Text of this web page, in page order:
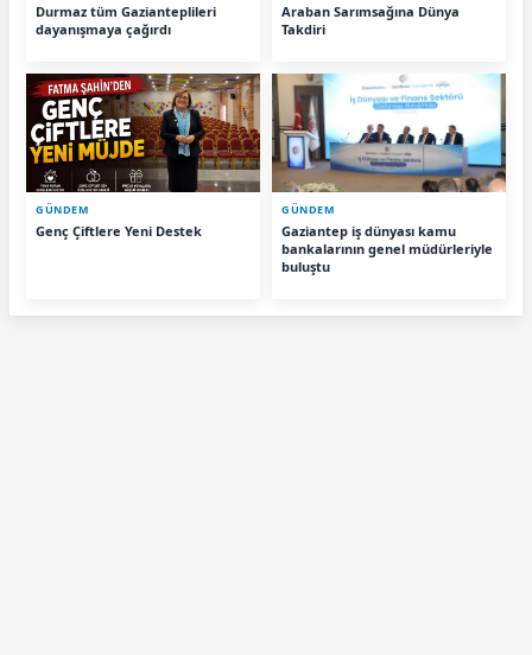
Durmaz tüm Gazianteplileri
dayanışmaya çağırdı
Araban Sarımsağına Dünya
Takdiri
GÜNDEM
Genç Çiftlere Yeni Destek
GÜNDEM
Gaziantep iş dünyası kamu
bankalarının genel müdürleriyle
buluştu